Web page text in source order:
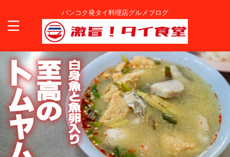
バンコク発タイ料理店グルメブログ